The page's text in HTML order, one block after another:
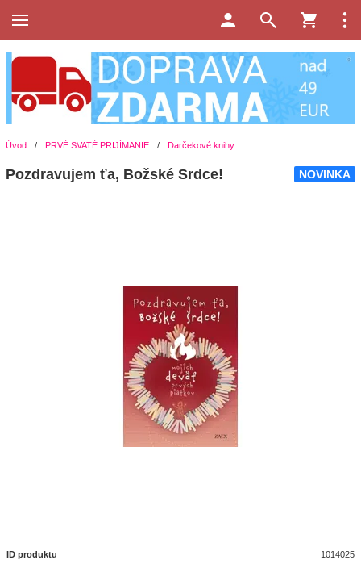
Úvod / PRVÉ SVATÉ PRIJÍMANIE / Darčekové knihy
NOVINKA
Pozdravujem ťa, Božské Srdce!
ID produktu 1014025